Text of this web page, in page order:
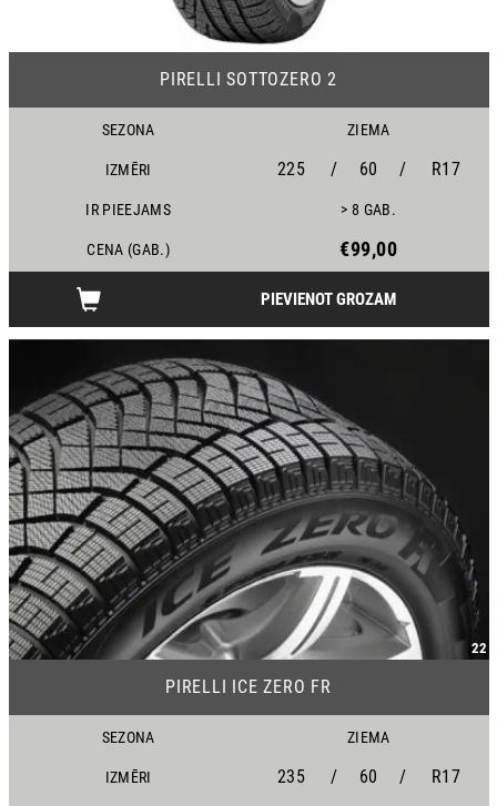
PIRELLI SOTTOZERO 2
SEZONA ZIEMA
IZMĒRI 225 / 60 / R17
IR PIEEJAMS > 8 GAB.
CENA (GAB.) €99,00
PIEVIENOT GROZAM
22
PIRELLI ICE ZERO FR
SEZONA ZIEMA
IZMĒRI 235 / 60 / R17